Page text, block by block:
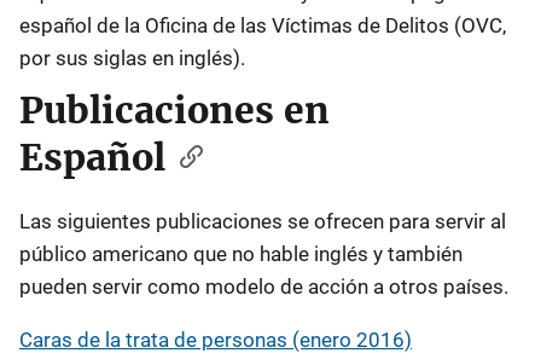
español de la Oficina de las Víctimas de Delitos (OVC,
por sus siglas en inglés).
Publicaciones en
Español
Las siguientes publicaciones se ofrecen para servir al
público americano que no hable inglés y también
pueden servir como modelo de acción a otros países.
Caras de la trata de personas (enero 2016)